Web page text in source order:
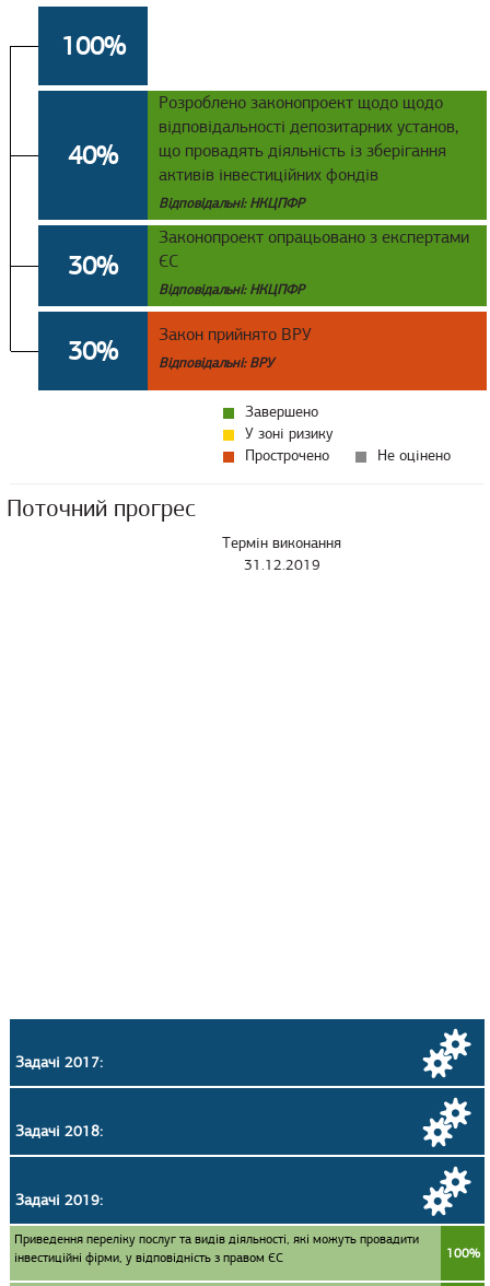
100%
40%
Розроблено законопроект щодо щодо
відповідальності депозитарних установ,
що провадять діяльність із зберігання
активів інвестиційних фондів
Відповідальні: НКЦПФР
30%
Законопроект опрацьовано з експертами
ЄС
Відповідальні: НКЦПФР
30% Закон прийнято ВРУ
Відповідальні: ВРУ
Завершено
У зоні ризику
Прострочено
Не оцінено
Поточний прогрес
Термін виконання
31.12.2019
Задачі 2017:
Задачі 2018:
Задачі 2019:
Приведення переліку послуг та видів діяльності, які можуть провадити
інвестиційні фірми, у відповідність з правом ЄС
100%